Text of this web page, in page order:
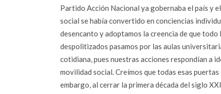
Partido Acción Nacional ya gobernaba el país y
social se había convertido en conciencias
desencanto y adoptamos la creencia de que
despolitizados pasamos por las aulas
cotidiana, pues nuestras acciones respondían a
movilidad social. Creímos que todas esas
embargo, al cerrar la primera década del siglo